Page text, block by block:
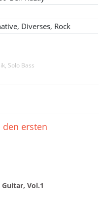
Diverses, Rock
Solo Bass
den ersten
Vol.1